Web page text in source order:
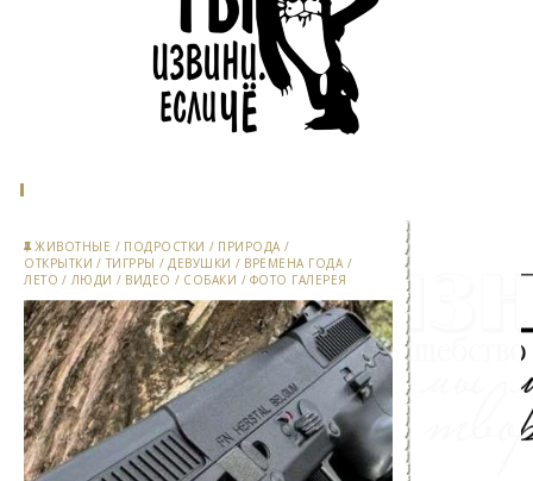
ЖИВОТНЫЕ / ПОДРОСТКИ / ПРИРОДА /
ОТКРЫТКИ / ТИГРРЫ /ДЕВУШКИ / ВРЕМЕНА ГОДА /
ЛЕТО / ЛЮДИ / ВИДЕО / СОБАКИ / ФОТО ГАЛЕРЕЯ